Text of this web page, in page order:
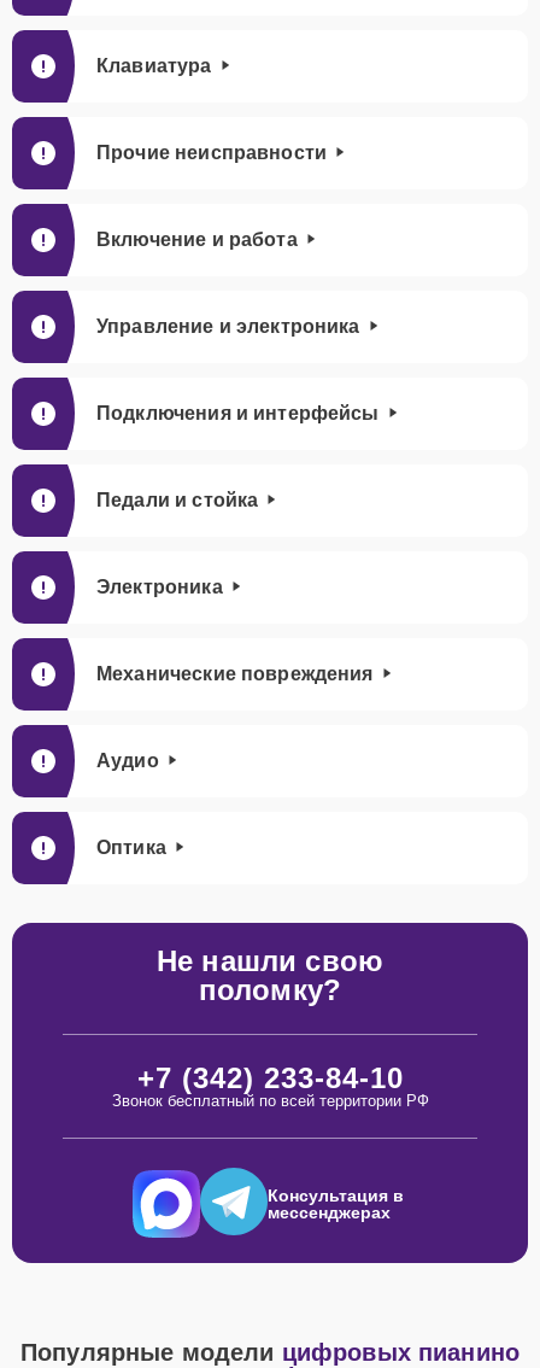
Клавиатура
Прочие неисправности
Включение и работа
Управление и электроника
Подключения и интерфейсы
Педали и стойка
Электроника
Механические повреждения
Аудио
Оптика
Не нашли свою
поломку?
+7 (342) 233-84-10
Звонок бесплатный по всей территории РФ
Консультация в
мессенджерах
Популярные модели цифровых пианино